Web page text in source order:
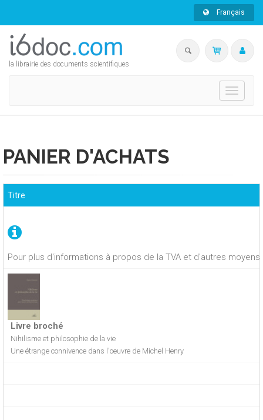
Français
la librairie des documents scientifiques
Toggle
PANIER D'ACHATS
Pour plus d'informations à propos de la TVA et d'autres
Titre
Livre broché
Nihilisme et philosophie de la vie
Une étrange connivence dans l'oeuvre de Michel Henry